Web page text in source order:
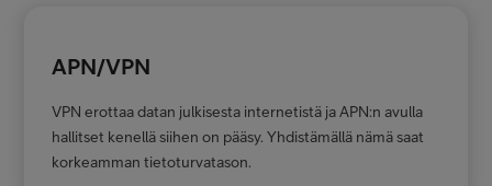
APN/VPN
VPN erottaa datan julkisesta internetistä ja APN:n avulla
hallitset kenellä siihen on pääsy. Yhdistämällä nämä saat
korkeamman tietoturvatason.